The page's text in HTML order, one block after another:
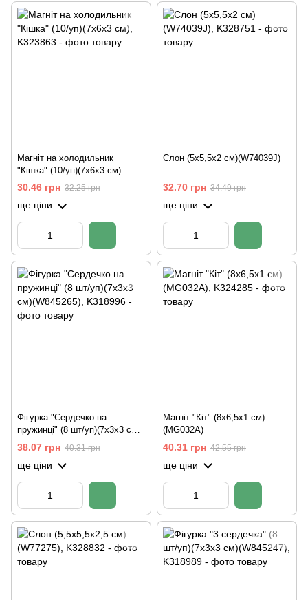
Магніт на холодильник
"Кішка" (10/уп)(7х6х3 см)
30.46 грн 32.25 грн
ще ціни
Слон (5х5,5х2 см)(W74039J)
32.70 грн 34.49 грн
ще ціни
Фігурка "Сердечко на
пружинці" (8 шт/уп)(7х3х3 см)
(W845265)
38.07 грн 40.31 грн
ще ціни
Магніт "Кіт" (8х6,5х1 см)
(MG032A)
40.31 грн 42.55 грн
ще ціни